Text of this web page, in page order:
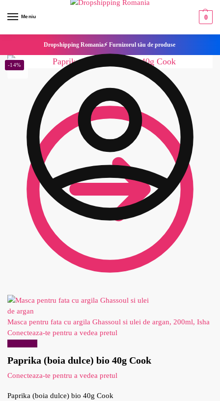
Meniu 0
Dropshipping Romania⚡ Furnizorul tău de produse
Masca pentru fata cu argila Ghassoul si ulei de argan, 200ml, Isha
Conecteaza-te pentru a vedea pretul
Paprika (boia dulce) bio 40g Cook
Conecteaza-te pentru a vedea pretul
-14%
Paprika (boia dulce) bio 40g Cook